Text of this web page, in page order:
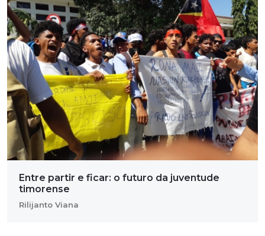
Entre partir e ficar: o futuro da juventude
timorense
Rilijanto Viana